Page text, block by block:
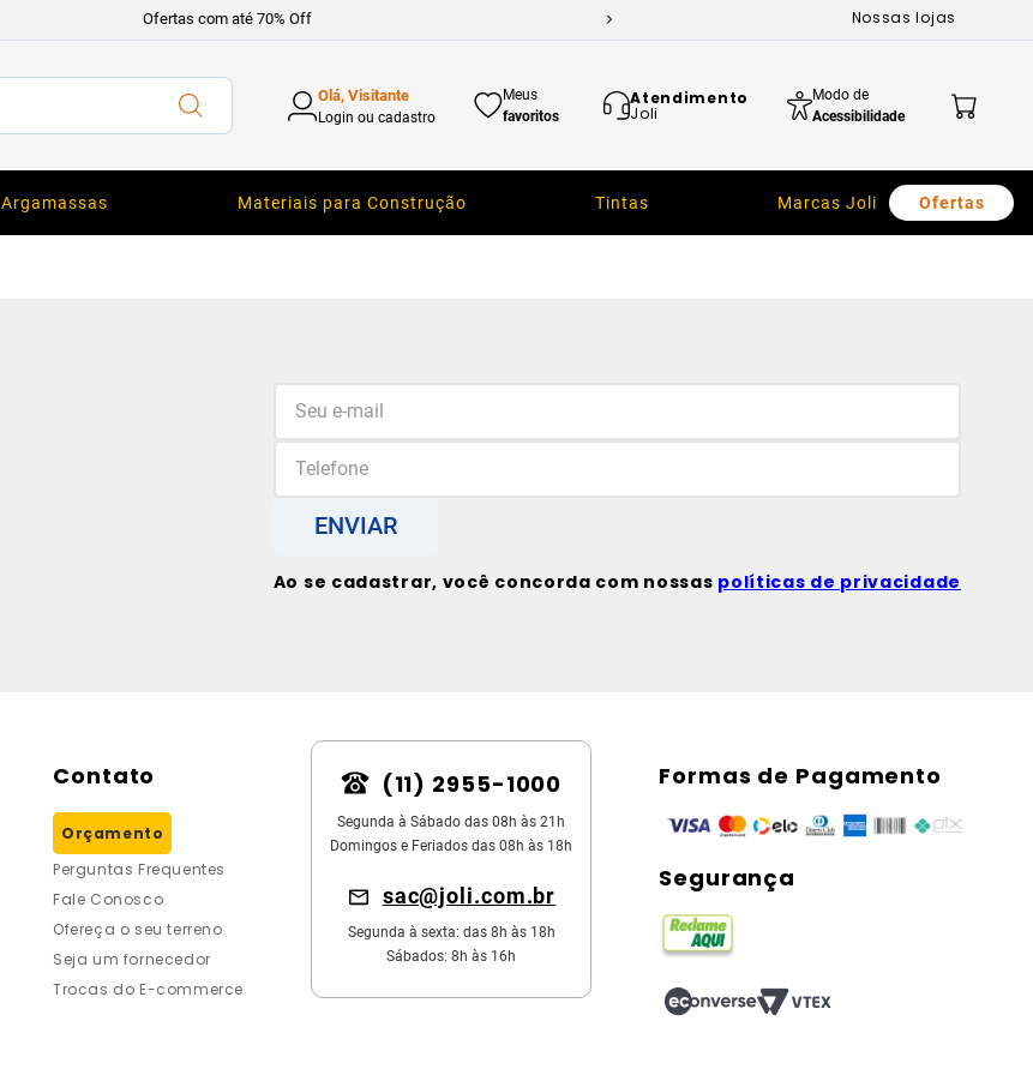
Ofertas com até 70% Off Nossas lojas
Olá, Visitante
Login ou cadastro
Meus
favoritos
Atendimento
Joli
Modo de
Acessibilidade
Argamassas Materiais para Construção Tintas Marcas Joli Ofertas
ENVIAR
Ao se cadastrar, você concorda com nossas políticas de privacidade
Contato
Orçamento
Perguntas Frequentes
Fale Conosco
Ofereça o seu terreno
Seja um fornecedor
Trocas do E-commerce
(11) 2955-1000
Segunda à Sábado das 08h às 21h
Domingos e Feriados das 08h às 18h
sac@joli.com.br
Segunda à sexta: das 8h às 18h
Sábados: 8h às 16h
Formas de Pagamento
Segurança